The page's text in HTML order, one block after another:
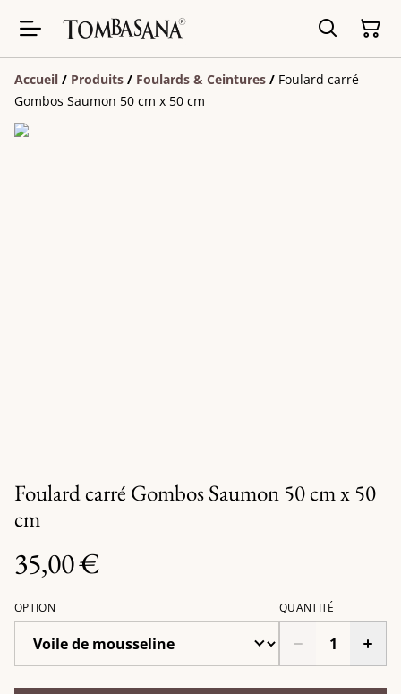
Accueil / Produits / Foulards & Ceintures / Foulard carré
Gombos Saumon 50 cm x 50 cm
Foulard carré Gombos Saumon 50 cm x 50
cm
35,00 €
OPTION QUANTITÉ